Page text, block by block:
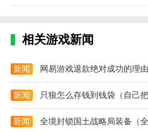
乐趣；
适的购物模式，享受简单的乐
物爱好。
众成优品优势
相关游戏新闻
新闻 网易游戏退款绝对成功的理
新闻
新闻